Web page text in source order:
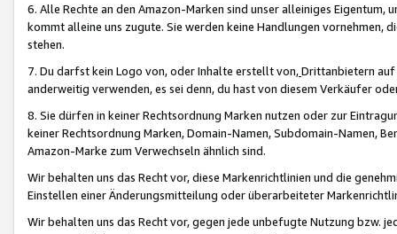
6. Alle Rechte an den Amazon-Marken sind unser alleiniges
kommt alleine uns zugute. Sie werden keine Handlungen vornehmen,
stehen.
7. Du darfst kein Logo von, oder Inhalte erstellt von,Drittanbietern auf
anderweitig verwenden, es sei denn, du hast von diesem Verkäufer
8. Sie dürfen in keiner Rechtsordnung Marken nutzen oder zur
keiner Rechtsordnung Marken, Domain-Namen, Subdomain-Namen,
Amazon-Marke zum Verwechseln ähnlich sind.
Wir behalten uns das Recht vor, diese Markenrichtlinien und die
Einstellen einer Änderungsmitteilung oder überarbeiteter
Wir behalten uns das Recht vor, gegen jede unbefugte Nutzung bzw.